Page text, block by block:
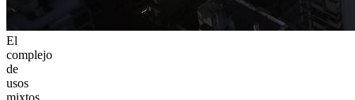
El
complejo
de
usos